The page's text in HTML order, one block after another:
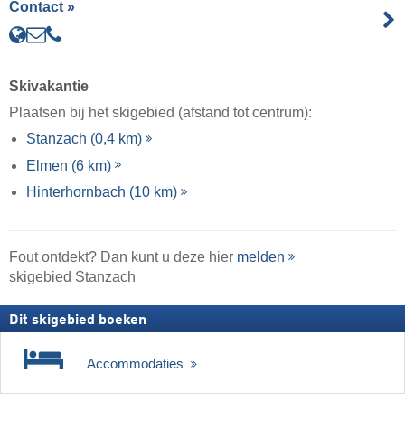
Contact »
Skivakantie
Plaatsen bij het skigebied (afstand tot centrum):
Stanzach (0,4 km)
Elmen (6 km)
Hinterhornbach (10 km)
Fout ontdekt? Dan kunt u deze hier melden
skigebied Stanzach
Dit skigebied boeken
Accommodaties